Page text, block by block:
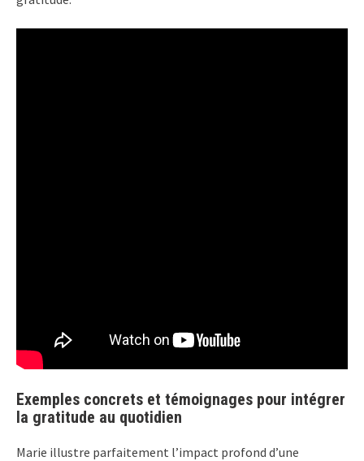
Exemples concrets et témoignages pour intégrer
la gratitude au quotidien
Marie illustre parfaitement l’impact profond d’une